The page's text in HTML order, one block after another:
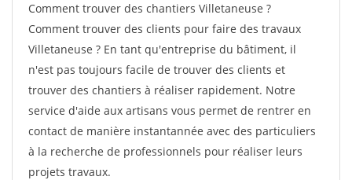
Comment trouver des chantiers Villetaneuse ?
Comment trouver des clients pour faire des travaux
Villetaneuse ? En tant qu'entreprise du bâtiment, il
n'est pas toujours facile de trouver des clients et
trouver des chantiers à réaliser rapidement. Notre
service d'aide aux artisans vous permet de rentrer en
contact de manière instantannée avec des particuliers
à la recherche de professionnels pour réaliser leurs
projets travaux.